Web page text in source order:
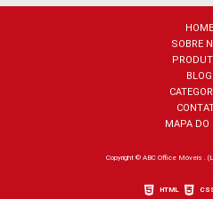
HOME
SOBRE
BLOG
MAPA
Copyright © ABC Office Móveis .
HTML